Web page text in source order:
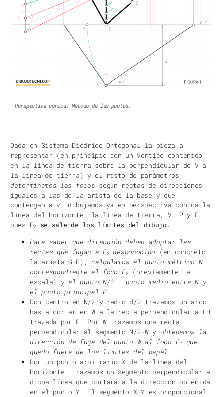
Perspectiva cónica. Método de las pautas.
Dada en Sistema Diédrico Ortogonal la pieza a
representar (en principio con un vértice contenido
en la línea de tierra sobre la perpendicular de V a
la línea de tierra) y el resto de parámetros,
determinamos los focos según rectas de direcciones
iguales a las de la arista de la base y que
contengan a v, dibujamos ya en perspectiva cónica la
línea del horizonte, la línea de tierra, V, P y F1
pues F2
se sale de los límites del dibujo.
Para saber que dirección deben adoptar las
rectas que fugan a F2 desconocido (en concreto
la arista G-E),calculamos el punto métrico N
correspondiente al foco F2
(previamente, a
escala) y el punto N/2 , punto medio entre N y
el punto principal P.
Con centro en N/2 y radio d/2 trazamos un arco
hasta cortar en W a la recta perpendicular a LH
trazada por P. Por W trazamos una recta
perpendicular al segmento N/2-W y obtenemos la
dirección de fuga del punto W al foco F2
que
quedó fuera de los límites del papel.
Por un punto arbitrario X de la línea del
horizonte, trazamos un segmento perpendicular a
dicha línea que cortará a la dirección obtenida
en el punto Y. El segmento X-Y es proporcional